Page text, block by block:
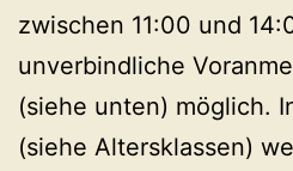
zwischen 11:00 und
unverbindliche
(siehe unten) möglich.
(siehe Altersklassen)